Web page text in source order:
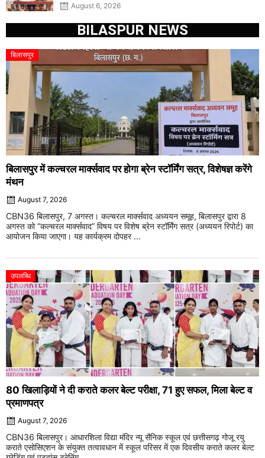
August 6, 2026
BILASPUR NEWS
बिलासपुर
बिलासपुर में कल्चरल मार्क्सवाद पर होगा ब्रेन स्टॉर्मिंग सत्र, विशेषज्ञ करेंगे
मंथन
August 7, 2026
CBN36 बिलासपुर, 7 अगस्त। कल्चरल मार्क्सवाद अध्ययन समूह, बिलासपुर द्वारा 8
अगस्त को “कल्चरल मार्क्सवाद” विषय पर विशेष ब्रेन स्टॉर्मिंग सत्र (अध्ययन रिपोर्ट) का
आयोजन किया जाएगा। यह कार्यक्रम दोपहर ...
उपलब्धि
80 खिलाड़ियों ने दी कराते कलर बेल्ट परीक्षा, 71 हुए सफल, मिला बेल्ट व
प्रमाणपत्र
August 7, 2026
CBN36 बिलासपुर। आधारशिला विद्या मंदिर न्यू सैनिक स्कूल एवं छत्तीसगढ़ गोजू रयु
कराते एसोसिएशन के संयुक्त तत्वावधान में स्कूल परिसर में एक दिवसीय कराते कलर बेल्ट